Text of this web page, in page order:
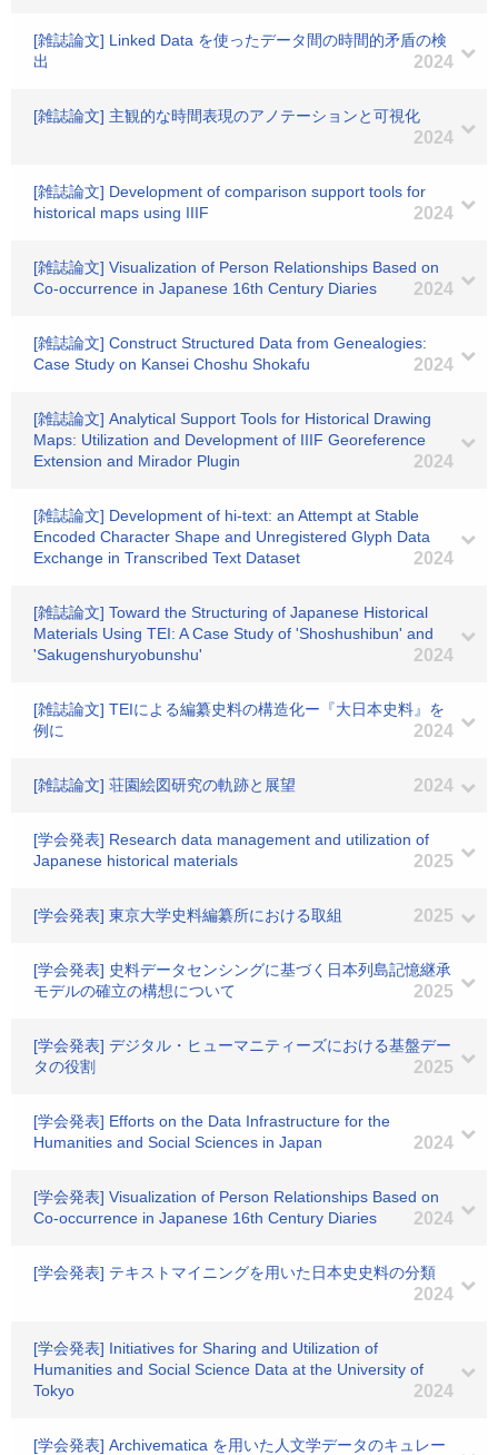
[雑誌論文] Linked Data を使ったデータ間の時間的矛盾の検
出
2024
[雑誌論文] 主観的な時間表現のアノテーションと可視化
2024
[雑誌論文] Development of comparison support tools for
historical maps using IIIF
2024
[雑誌論文] Visualization of Person Relationships Based on
Co-occurrence in Japanese 16th Century Diaries
2024
[雑誌論文] Construct Structured Data from Genealogies:
Case Study on Kansei Choshu Shokafu
2024
[雑誌論文] Analytical Support Tools for Historical Drawing
Maps: Utilization and Development of IIIF Georeference
Extension and Mirador Plugin
2024
[雑誌論文] Development of hi-text: an Attempt at Stable
Encoded Character Shape and Unregistered Glyph Data
Exchange in Transcribed Text Dataset
2024
[雑誌論文] Toward the Structuring of Japanese Historical
Materials Using TEI: A Case Study of 'Shoshushibun' and
'Sakugenshuryobunshu'
2024
[雑誌論文] TEIによる編纂史料の構造化ー『大日本史料』を
例に
2024
[雑誌論文] 荘園絵図研究の軌跡と展望 2024
[学会発表] Research data management and utilization of
Japanese historical materials
2025
[学会発表] 東京大学史料編纂所における取組 2025
[学会発表] 史料データセンシングに基づく日本列島記憶継承
モデルの確立の構想について
2025
[学会発表] デジタル・ヒューマニティーズにおける基盤デー
タの役割
2025
[学会発表] Efforts on the Data Infrastructure for the
Humanities and Social Sciences in Japan
2024
[学会発表] Visualization of Person Relationships Based on
Co-occurrence in Japanese 16th Century Diaries
2024
[学会発表] テキストマイニングを用いた日本史史料の分類
2024
[学会発表] Initiatives for Sharing and Utilization of
Humanities and Social Science Data at the University of
Tokyo
2024
[学会発表] Archivematica を用いた人文学データのキュレー